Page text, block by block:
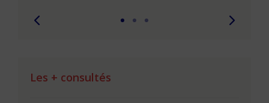
Les + consultés